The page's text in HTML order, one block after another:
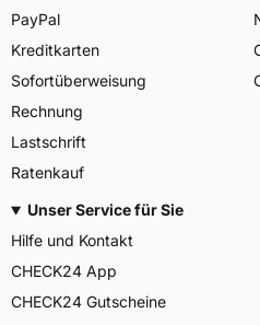
PayPal
Kreditkarten
Sofortüberweisung
Rechnung
Lastschrift
Ratenkauf
Unser Service für Sie
Hilfe und Kontakt
CHECK24 App
CHECK24 Gutscheine